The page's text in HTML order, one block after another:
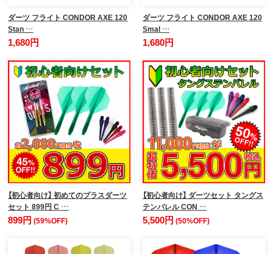
ダーツ フライト CONDOR AXE 120
Stan …
1,680円
ダーツ フライト CONDOR AXE 120
Smal …
1,680円
【初心者向け】 初めてのブラスダーツ
セット 899円 C …
899円(59%OFF)
【初心者向け】 ダーツセット タングス
テンバレル CON …
5,500円 (50%OFF)